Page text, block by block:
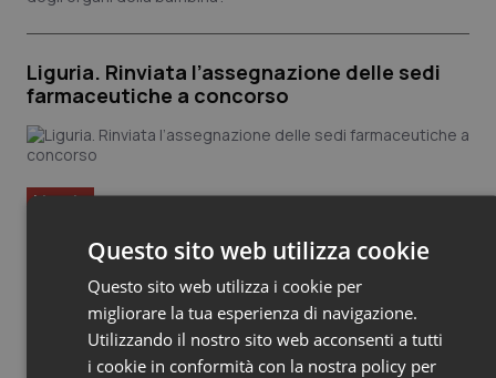
Liguria. Rinviata l’assegnazione delle sedi
farmaceutiche a concorso
Liguria
Questo in conseguenza dell'ordinanza del Tar Liguria che ha
accolto il ricorso di una farmacista che chiedeva
l'annullamento della delibera n. 928/2014avente ad oggetto
l'approvazione della graduatoria di merito definitiva dei
vincitori del concorso straordinario. Il tribunale
amministrativo ha fissato la discussione del ricorso nel
merito al prossimo 17 settembre.L'ORDINANZA
Questo sito web utilizza cookie
Questo sito web utilizza i cookie per
migliorare la tua esperienza di navigazione.
Utilizzando il nostro sito web acconsenti a tutti
i cookie in conformità con la nostra policy per